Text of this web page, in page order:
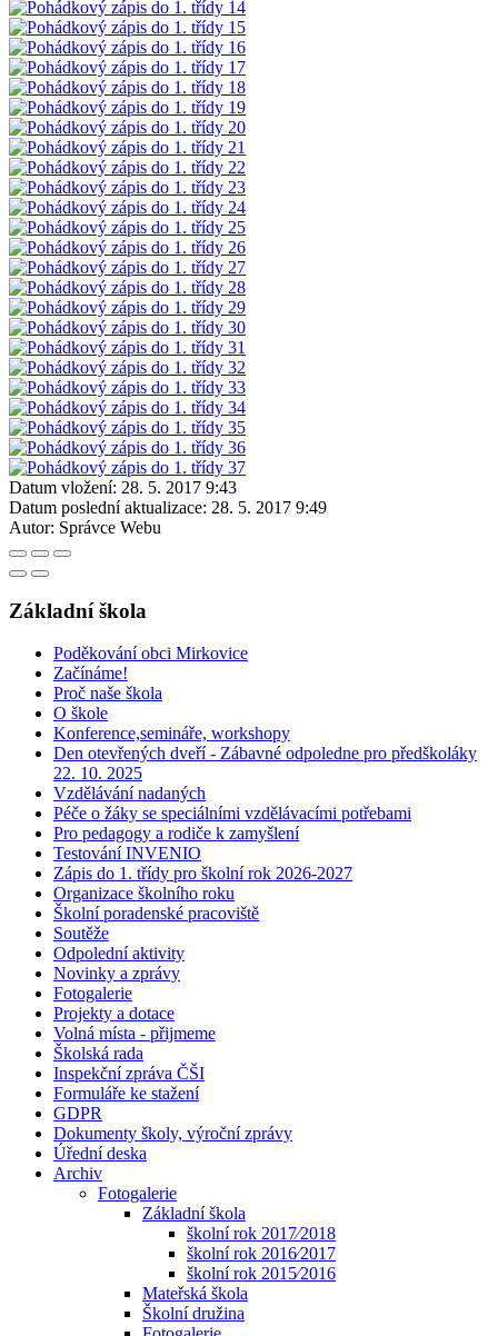
Datum vložení: 28. 5. 2017 9:43
Datum poslední aktualizace: 28. 5. 2017 9:49
Autor: Správce Webu
Základní škola
Poděkování obci Mirkovice
Začínáme!
Proč naše škola
O škole
Konference,semináře, workshopy
Den otevřených dveří - Zábavné odpoledne pro předškoláky
22. 10. 2025
Vzdělávání nadaných
Péče o žáky se speciálními vzdělávacími potřebami
Pro pedagogy a rodiče k zamyšlení
Testování INVENIO
Zápis do 1. třídy pro školní rok 2026-2027
Organizace školního roku
Školní poradenské pracoviště
Soutěže
Odpolední aktivity
Novinky a zprávy
Fotogalerie
Projekty a dotace
Volná místa - přijmeme
Školská rada
Inspekční zpráva ČŠI
Formuláře ke stažení
GDPR
Dokumenty školy, výroční zprávy
Úřední deska
Archiv
Fotogalerie
Základní škola
školní rok 2017⁄2018
školní rok 2016⁄2017
školní rok 2015⁄2016
Mateřská škola
Školní družina